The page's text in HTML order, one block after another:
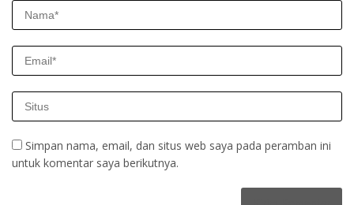
Simpan nama, email, dan situs web saya pada peramban ini
untuk komentar saya berikutnya.